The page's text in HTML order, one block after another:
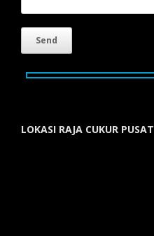
LOKASI RAJA CUKUR PUSAT